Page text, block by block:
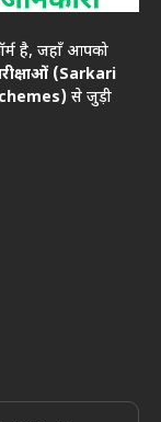
है, जहाँ आपको
(Sarkari
से जुड़ी